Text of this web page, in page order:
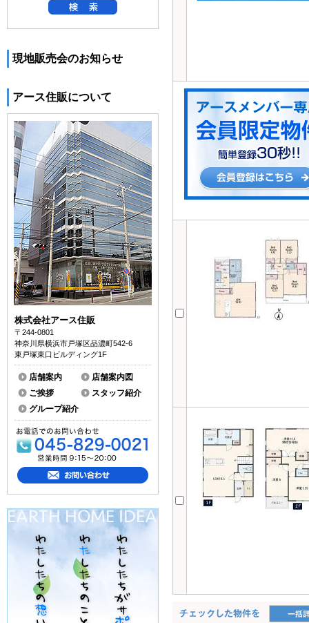
現地販売会のお知らせ
アース住販について
株式会社アース住販
〒244-0801
神奈川県横浜市戸塚区品濃町542-6
東戸塚東口ビルディング1F
店舗案内
店舗案内図
ご挨拶
スタッフ紹介
グループ紹介